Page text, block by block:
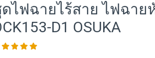
ไฟฉายไร้สาย ไฟฉาย
D1 OSUKA